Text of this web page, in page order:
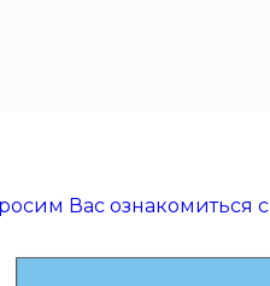
Вас ознакомиться